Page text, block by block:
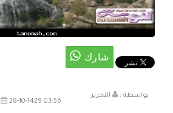
بواسطة :
التحرير
28-10-1429 03:56 مساءً